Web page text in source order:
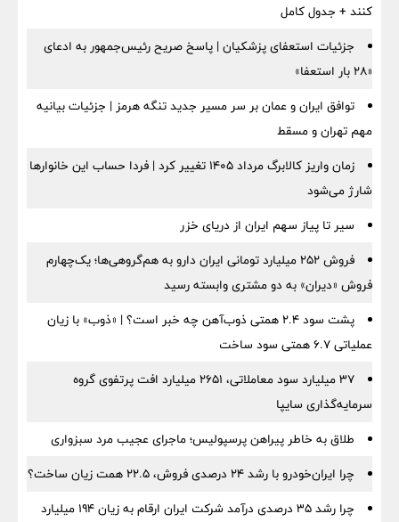
کنند + جدول کامل
جزئیات استعفای پزشکیان | پاسخ صریح رئیس‌جمهور به ادعای
«۲۸ بار استعفا»
توافق ایران و عمان بر سر مسیر جدید تنگه هرمز | جزئیات بیانیه
مهم تهران و مسقط
زمان واریز کالابرگ مرداد ۱۴۰۵ تغییر کرد | فردا حساب این خانوارها
شارژ می‌شود
سیر تا پیاز سهم ایران از دریای خزر
فروش ۲۵۲ میلیارد تومانی ایران دارو به هم‌گروهی‌ها؛ یک‌چهارم
فروش «دیران» به دو مشتری وابسته رسید
پشت سود ۲.۴ همتی ذوب‌آهن چه خبر است؟ | «ذوب» با زیان
عملیاتی ۶.۷ همتی سود ساخت
۳۷ میلیارد سود معاملاتی، ۲۶۵۱ میلیارد افت پرتفوی گروه
سرمایه‌گذاری سایپا
طلاق به خاطر پیراهن پرسپولیس؛ ماجرای عجیب مرد سبزواری
چرا ایران‌خودرو با رشد ۲۴ درصدی فروش، ۲۲.۵ همت زیان ساخت؟
چرا رشد ۳۵ درصدی درآمد شرکت ایران ارقام به زیان ۱۹۴ میلیارد